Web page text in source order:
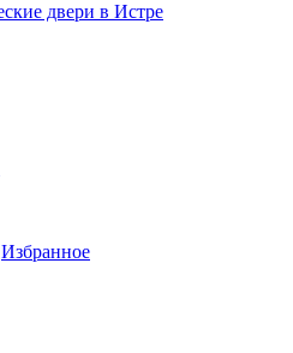
Избранное